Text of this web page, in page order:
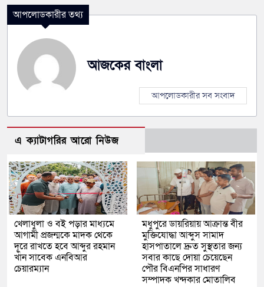
আপলোডকারীর তথ্য
আজকের বাংলা
আপলোডকারীর সব সংবাদ
এ ক্যাটাগরির আরো নিউজ
খেলাধুলা ও বই পড়ার মাধ্যমে
আগামী প্রজন্মকে মাদক থেকে
দূরে রাখতে হবে আব্দুর রহমান
খাঁন সাবেক এনবিআর
চেয়ারম্যান
মধুপুরে ডায়রিয়ায় আক্রান্ত বীর
মুক্তিযোদ্ধা আব্দুস সামাদ
হাসপাতালে দ্রুত সুস্থতার জন্য
সবার কাছে দোয়া চেয়েছেন
পৌর বিএনপির সাধারণ
সম্পাদক খন্দকার মোতালিব